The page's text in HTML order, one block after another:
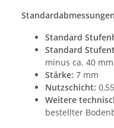
Standard
Standard
minus ca. 40 mm
Stärke: 7 mm
Nutzschicht:
Weitere
bestellter